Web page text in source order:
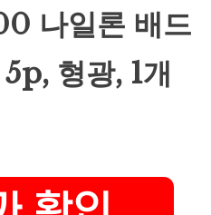
나일론 배드
형광, 1개